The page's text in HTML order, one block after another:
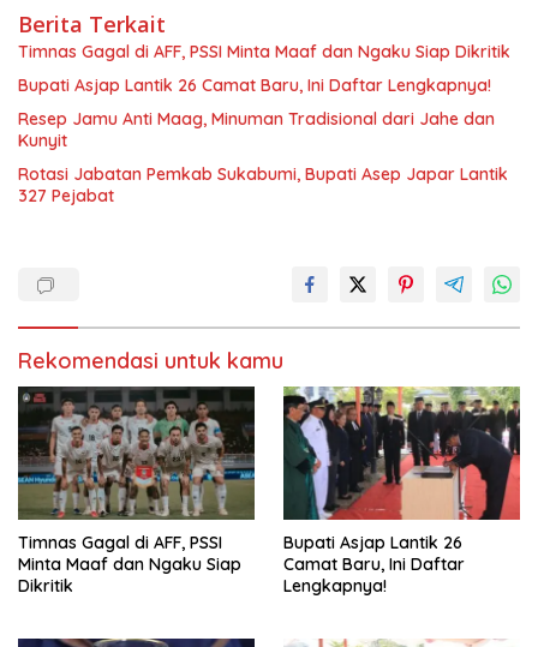
Berita Terkait
Timnas Gagal di AFF, PSSI Minta Maaf dan Ngaku Siap Dikritik
Bupati Asjap Lantik 26 Camat Baru, Ini Daftar Lengkapnya!
Resep Jamu Anti Maag, Minuman Tradisional dari Jahe dan
Kunyit
Rotasi Jabatan Pemkab Sukabumi, Bupati Asep Japar Lantik
327 Pejabat
Rekomendasi untuk kamu
Timnas Gagal di AFF, PSSI
Minta Maaf dan Ngaku Siap
Dikritik
Bupati Asjap Lantik 26
Camat Baru, Ini Daftar
Lengkapnya!